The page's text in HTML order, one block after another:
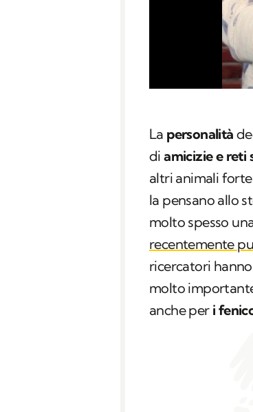
La personalità
diamicizie e reti
altri animali
la pensano allo
molto spesso
recentemente
ricercatori
molto
anche per i